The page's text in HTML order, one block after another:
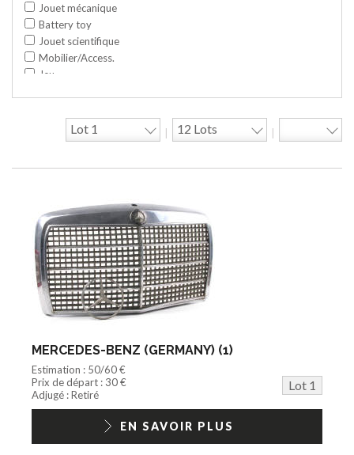
Jouet mécanique
Battery toy
Jouet scientifique
Mobilier/Access.
Jeu
Travaux publics
Jeu construction
Circuit
Cycle/Auto
Action Figure
Peluche
Disque
Agricole
Documentation
Playmobil/Lego
Barbie/Big Jim
Jouets Fast Food
Trading cards
1/18ème moderne
MERCEDES-BENZ (GERMANY) (1)
Estimation : 50/60 €
Prix de départ : 30 €
Lot 1
Adjugé : Retiré
EN SAVOIR PLUS